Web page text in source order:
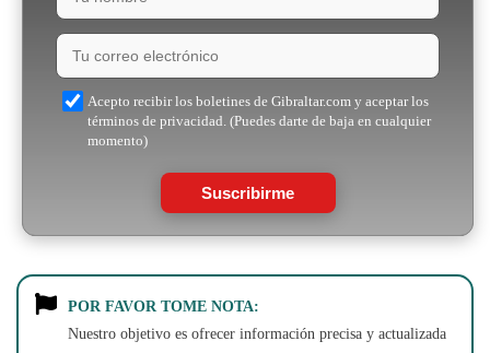
Acepto recibir los boletines de Gibraltar.com y aceptar los
términos de privacidad. (Puedes darte de baja en cualquier
momento)
Suscribirme
POR FAVOR TOME NOTA:
Nuestro objetivo es ofrecer información precisa y actualizada